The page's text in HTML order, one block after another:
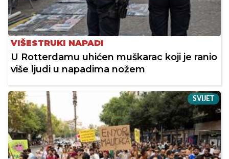
VIŠESTRUKI NAPADI
U Rotterdamu uhićen muškarac koji je ranio
više ljudi u napadima nožem
SVIJET